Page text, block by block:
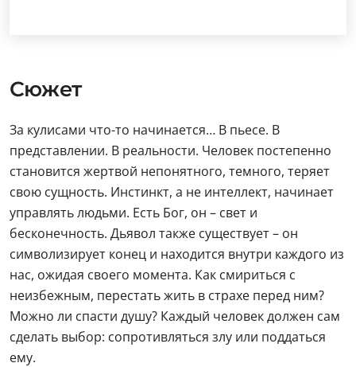
Сюжет
За кулисами что-то начинается… В пьесе. В
представлении. В реальности. Человек постепенно
становится жертвой непонятного, темного, теряет
свою сущность. Инстинкт, а не интеллект, начинает
управлять людьми. Есть Бог, он – свет и
бесконечность. Дьявол также существует – он
символизирует конец и находится внутри каждого из
нас, ожидая своего момента. Как смириться с
неизбежным, перестать жить в страхе перед ним?
Можно ли спасти душу? Каждый человек должен сам
сделать выбор: сопротивляться злу или поддаться
ему.